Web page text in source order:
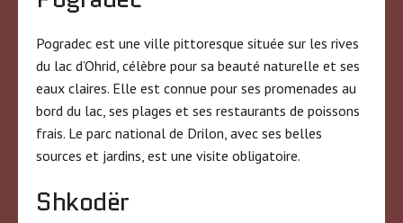
Pogradec est une ville pittoresque située sur les rives
du lac d’Ohrid, célèbre pour sa beauté naturelle et ses
eaux claires. Elle est connue pour ses promenades au
bord du lac, ses plages et ses restaurants de poissons
frais. Le parc national de Drilon, avec ses belles
sources et jardins, est une visite obligatoire.
Shkodër